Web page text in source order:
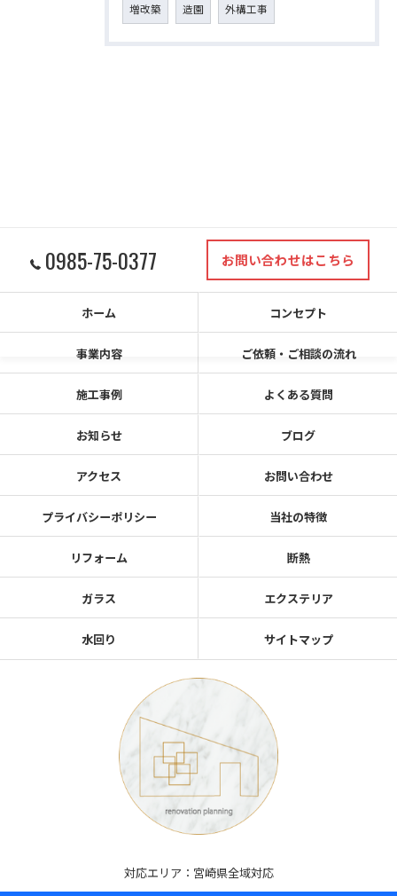
増改築 造園 外構工事
0985-75-0377 お問い合わせはこちら
ホーム コンセプト
事業内容 ご依頼・ご相談の流れ
施工事例 よくある質問
お知らせ ブログ
アクセス お問い合わせ
プライバシーポリシー 当社の特徴
リフォーム 断熱
ガラス エクステリア
水回り サイトマップ
対応エリア：宮崎県全域対応